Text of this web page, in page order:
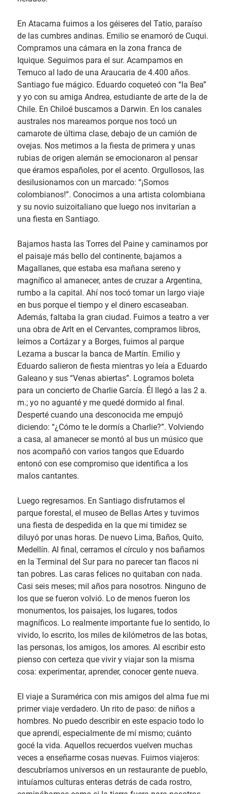
En Atacama fuimos a los géiseres del Tatio, paraíso
de las cumbres andinas. Emilio se enamoró de Cuqui.
Compramos una cámara en la zona franca de
Iquique. Seguimos para el sur. Acampamos en
Temuco al lado de una Araucaria de 4.400 años.
Santiago fue mágico. Eduardo coqueteó con “la Bea”
y yo con su amiga Andrea, estudiante de arte de la de
Chile. En Chiloé buscamos a Darwin. En los canales
australes nos mareamos porque nos tocó un
camarote de última clase, debajo de un camión de
ovejas. Nos metimos a la fiesta de primera y unas
rubias de origen alemán se emocionaron al pensar
que éramos españoles, por el acento. Orgullosos, las
desilusionamos con un marcado: “¡Somos
colombianos!”. Conocimos a una artista colombiana
y su novio suizoitaliano que luego nos invitarían a
una fiesta en Santiago.
Bajamos hasta las Torres del Paine y caminamos por
el paisaje más bello del continente, bajamos a
Magallanes, que estaba esa mañana sereno y
magnífico al amanecer, antes de cruzar a Argentina,
rumbo a la capital. Ahí nos tocó tomar un largo viaje
en bus porque el tiempo y el dinero escaseaban.
Además, faltaba la gran ciudad. Fuimos a teatro a ver
una obra de Arlt en el Cervantes, compramos libros,
leímos a Cortázar y a Borges, fuimos al parque
Lezama a buscar la banca de Martín. Emilio y
Eduardo salieron de fiesta mientras yo leía a Eduardo
Galeano y sus “Venas abiertas”. Logramos boleta
para un concierto de Charlie García. Él llegó a las 2 a.
m.; yo no aguanté y me quedé dormido al final.
Desperté cuando una desconocida me empujó
diciendo: “¿Cómo te le dormís a Charlie?”. Volviendo
a casa, al amanecer se montó al bus un músico que
nos acompañó con varios tangos que Eduardo
entonó con ese compromiso que identifica a los
malos cantantes.
Luego regresamos. En Santiago disfrutamos el
parque forestal, el museo de Bellas Artes y tuvimos
una fiesta de despedida en la que mi timidez se
diluyó por unas horas. De nuevo Lima, Baños, Quito,
Medellín. Al final, cerramos el círculo y nos bañamos
en la Terminal del Sur para no parecer tan flacos ni
tan pobres. Las caras felices no quitaban con nada.
Casi seis meses; mil años para nosotros. Ninguno de
los que se fueron volvió. Lo de menos fueron los
monumentos, los paisajes, los lugares, todos
magníficos. Lo realmente importante fue lo sentido, lo
vivido, lo escrito, los miles de kilómetros de las botas,
las personas, los amigos, los amores. Al escribir esto
pienso con certeza que vivir y viajar son la misma
cosa: experimentar, aprender, conocer gente nueva.
El viaje a Suramérica con mis amigos del alma fue mi
primer viaje verdadero. Un rito de paso: de niños a
hombres. No puedo describir en este espacio todo lo
que aprendí, especialmente de mí mismo; cuánto
gocé la vida. Aquellos recuerdos vuelven muchas
veces a enseñarme cosas nuevas. Fuimos viajeros:
descubríamos universos en un restaurante de pueblo,
intuíamos culturas enteras detrás de cada rostro,